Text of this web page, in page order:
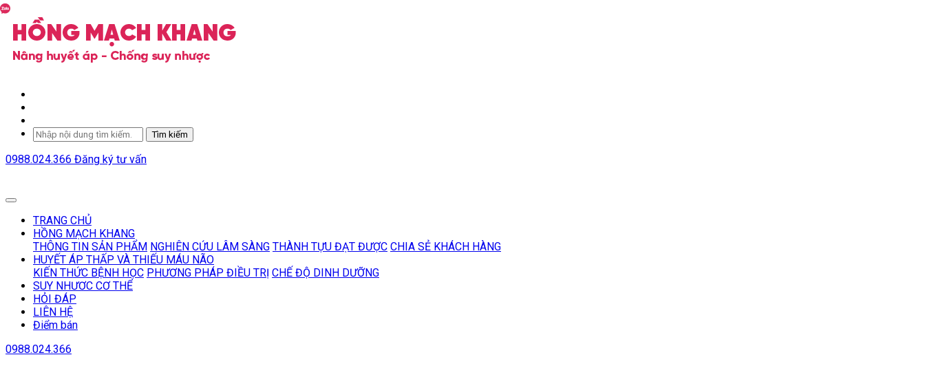
Tìm kiếm
0988.024.366 Đăng ký tư vấn
TRANG CHỦ
HỒNG MẠCH KHANG
THÔNG TIN SẢN PHẨM NGHIÊN CỨU LÂM SÀNG THÀNH TỰU ĐẠT ĐƯỢC CHIA SẺ KHÁCH HÀNG
HUYẾT ÁP THẤP VÀ THIẾU MÁU NÃO
KIẾN THỨC BỆNH HỌC PHƯƠNG PHÁP ĐIỀU TRỊ CHẾ ĐỘ DINH DƯỠNG
SUY NHƯƠC CƠ THỂ
HỎI ĐÁP
LIÊN HỆ
Điểm bán
0988.024.366